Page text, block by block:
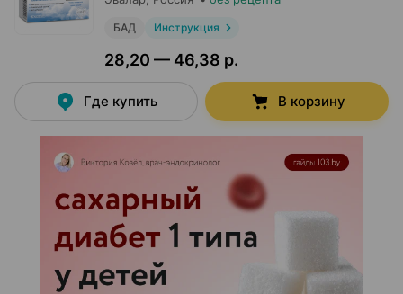
БАД Инструкция
28,20 — 46,38 р.
Где купить В корзину